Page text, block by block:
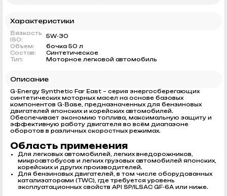
Характеристики
Вязкость
ISO:
5W-30
Объем:
бочка 50 л
Состав:
Синтетическое
Тип:
Моторное легковой автомобиль
Описание
G-Energy Synthetic Far East – серия энергосберегающих
синтетических моторных масел на основе базовых
компонентов G-Base, предназначенных для бензиновых
двигателей японских и корейских автомобилей.
Обеспечивает экономию топлива, максимальную защиту и
эффективную работу двигателя во всём диапазоне
оборотов в различных скоростных режимах.
Область применения
Для легковых автомобилей, легких внедорожников,
микроавтобусов и легких грузовых автомобилей японских,
корейских и других производителей.
Для бензиновых двигателей, в том числе оборудованных
катализаторами (TWC), где требуется уровень
эксплуатационных свойств API SP/ILSAC GF-6A или ниже.